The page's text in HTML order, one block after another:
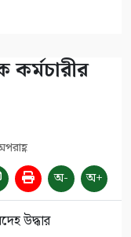
অ- অ+